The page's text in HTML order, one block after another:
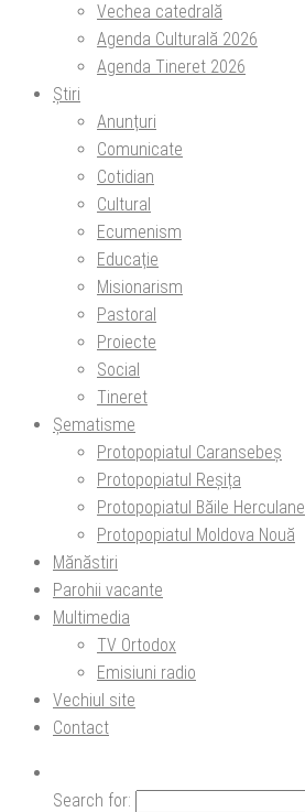
Vechea catedrală
Agenda Culturală 2026
Agenda Tineret 2026
Știri
Anunțuri
Comunicate
Cotidian
Cultural
Ecumenism
Educație
Misionarism
Pastoral
Proiecte
Social
Tineret
Șematisme
Protopopiatul Caransebeș
Protopopiatul Reșița
Protopopiatul Băile Herculane
Protopopiatul Moldova Nouă
Mănăstiri
Parohii vacante
Multimedia
TV Ortodox
Emisiuni radio
Vechiul site
Contact
Search for: